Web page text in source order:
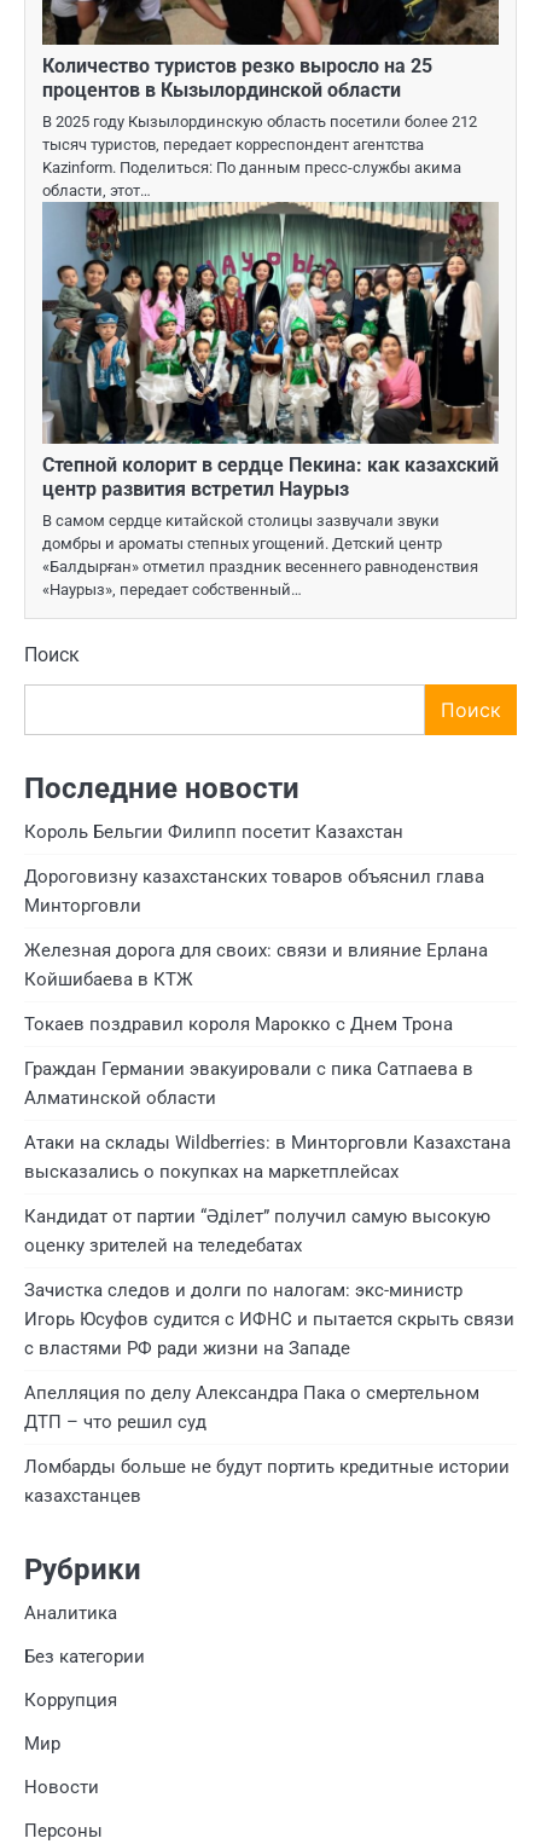
Количество туристов резко выросло на 25
процентов в Кызылординской области
В 2025 году Кызылординскую область посетили более 212
тысяч туристов, передает корреспондент агентства
Kazinform. Поделиться: По данным пресс-службы акима
области, этот…
Степной колорит в сердце Пекина: как казахский
центр развития встретил Наурыз
В самом сердце китайской столицы зазвучали звуки
домбры и ароматы степных угощений. Детский центр
«Балдырған» отметил праздник весеннего равноденствия
«Наурыз», передает собственный…
Поиск
Поиск
Последние новости
Король Бельгии Филипп посетит Казахстан
Дороговизну казахстанских товаров объяснил глава
Минторговли
Железная дорога для своих: связи и влияние Ерлана
Койшибаева в КТЖ
Токаев поздравил короля Марокко с Днем Трона
Граждан Германии эвакуировали с пика Сатпаева в
Алматинской области
Атаки на склады Wildberries: в Минторговли Казахстана
высказались о покупках на маркетплейсах
Кандидат от партии “Әділет” получил самую высокую
оценку зрителей на теледебатах
Зачистка следов и долги по налогам: экс-министр
Игорь Юсуфов судится с ИФНС и пытается скрыть связи
с властями РФ ради жизни на Западе
Апелляция по делу Александра Пака о смертельном
ДТП – что решил суд
Ломбарды больше не будут портить кредитные истории
казахстанцев
Рубрики
Аналитика
Без категории
Коррупция
Мир
Новости
Персоны